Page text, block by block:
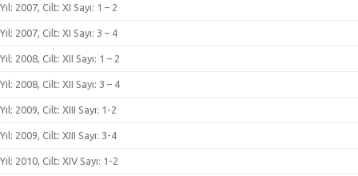
Yıl: 2007, Cilt: XI Sayı: 1 – 2
Yıl: 2007, Cilt: XI Sayı: 3 – 4
Yıl: 2008, Cilt: XII Sayı: 1 – 2
Yıl: 2008, Cilt: XII Sayı: 3 – 4
Yıl: 2009, Cilt: XIII Sayı: 1-2
Yıl: 2009, Cilt: XIII Sayı: 3-4
Yıl: 2010, Cilt: XIV Sayı: 1-2